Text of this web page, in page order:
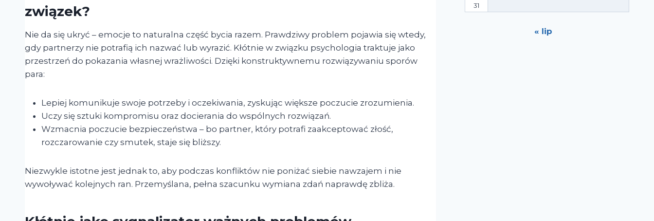
związek?
Nie da się ukryć – emocje to naturalna część bycia razem. Prawdziwy problem pojawia się wtedy,
gdy partnerzy nie potrafią ich nazwać lub wyrazić. Kłótnie w związku psychologia traktuje jako
przestrzeń do pokazania własnej wrażliwości. Dzięki konstruktywnemu rozwiązywaniu sporów
para:
Lepiej komunikuje swoje potrzeby i oczekiwania, zyskując większe poczucie zrozumienia.
Uczy się sztuki kompromisu oraz docierania do wspólnych rozwiązań.
Wzmacnia poczucie bezpieczeństwa – bo partner, który potrafi zaakceptować złość,
rozczarowanie czy smutek, staje się bliższy.
Niezwykle istotne jest jednak to, aby podczas konfliktów nie poniżać siebie nawzajem i nie
wywoływać kolejnych ran. Przemyślana, pełna szacunku wymiana zdań naprawdę zbliża.
31
« lip